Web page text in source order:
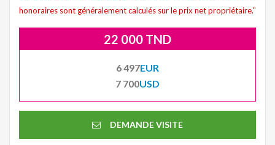
honoraires sont généralement calculés sur le prix net propriétaire."
22 000 TND
6 497EUR
7 700USD
DEMANDE VISITE